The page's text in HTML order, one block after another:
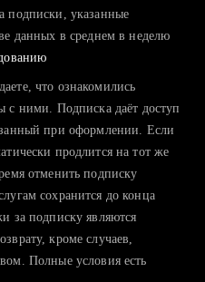
поиск и вручную поднимаете
и оценить шансы
подписки, указанные
данных в среднем в неделю
что ознакомились
с ними. Подписка даёт доступ
при оформлении. Если
продлится на тот же
отменить подписку
сохранится до конца
за подписку являются
кроме случаев,
Полные условия есть